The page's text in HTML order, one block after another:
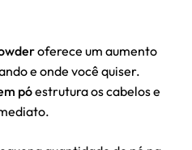
oferece um aumento
e onde você quiser.
póestrutura os cabelos e